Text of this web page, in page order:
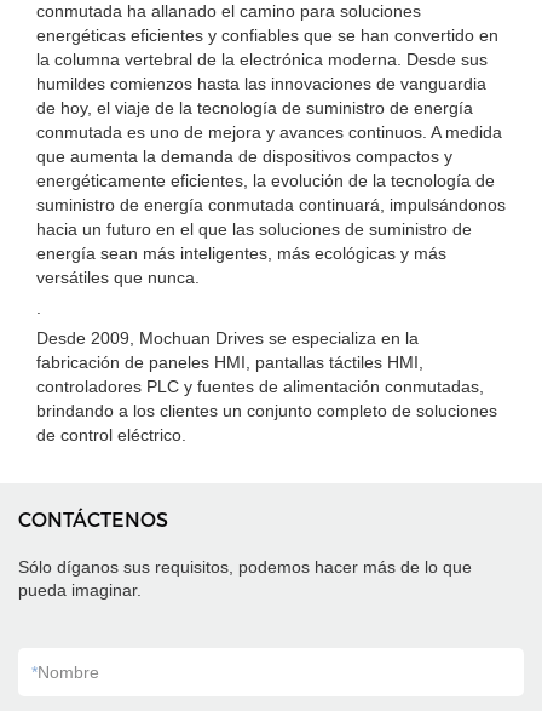
conmutada ha allanado el camino para soluciones
energéticas eficientes y confiables que se han convertido en
la columna vertebral de la electrónica moderna. Desde sus
humildes comienzos hasta las innovaciones de vanguardia
de hoy, el viaje de la tecnología de suministro de energía
conmutada es uno de mejora y avances continuos. A medida
que aumenta la demanda de dispositivos compactos y
energéticamente eficientes, la evolución de la tecnología de
suministro de energía conmutada continuará, impulsándonos
hacia un futuro en el que las soluciones de suministro de
energía sean más inteligentes, más ecológicas y más
versátiles que nunca.
Desde 2009, Mochuan Drives se especializa en la
fabricación de paneles HMI, pantallas táctiles HMI,
controladores PLC y fuentes de alimentación conmutadas,
brindando a los clientes un conjunto completo de soluciones
de control eléctrico.
CONTÁCTENOS
Sólo díganos sus requisitos, podemos hacer más de lo que
pueda imaginar.
*Nombre